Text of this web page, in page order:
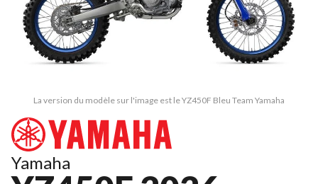
La version du modèle sur l'image est le YZ450F Bleu Team Yamaha
Yamaha